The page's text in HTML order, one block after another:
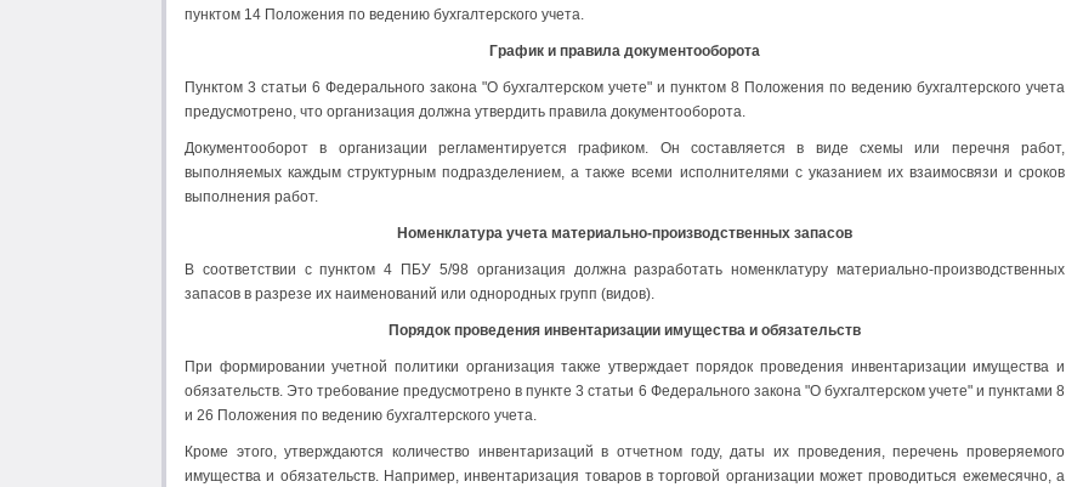
пунктом 14 Положения по ведению бухгалтерского учета.
График и правила документооборота
Пунктом 3 статьи 6 Федерального закона "О бухгалтерском учете" и пунктом 8 Положения по ведению бухгалтерского учета
предусмотрено, что организация должна утвердить правила документооборота.
Документооборот в организации регламентируется графиком. Он составляется в виде схемы или перечня работ,
выполняемых каждым структурным подразделением, а также всеми исполнителями с указанием их взаимосвязи и сроков
выполнения работ.
Номенклатура учета материально-производственных запасов
В соответствии с пунктом 4 ПБУ 5/98 организация должна разработать номенклатуру материально-производственных
запасов в разрезе их наименований или однородных групп (видов).
Порядок проведения инвентаризации имущества и обязательств
При формировании учетной политики организация также утверждает порядок проведения инвентаризации имущества и
обязательств. Это требование предусмотрено в пункте 3 статьи 6 Федерального закона "О бухгалтерском учете" и пунктами 8
и 26 Положения по ведению бухгалтерского учета.
Кроме этого, утверждаются количество инвентаризаций в отчетном году, даты их проведения, перечень проверяемого
имущества и обязательств. Например, инвентаризация товаров в торговой организации может проводиться ежемесячно, а